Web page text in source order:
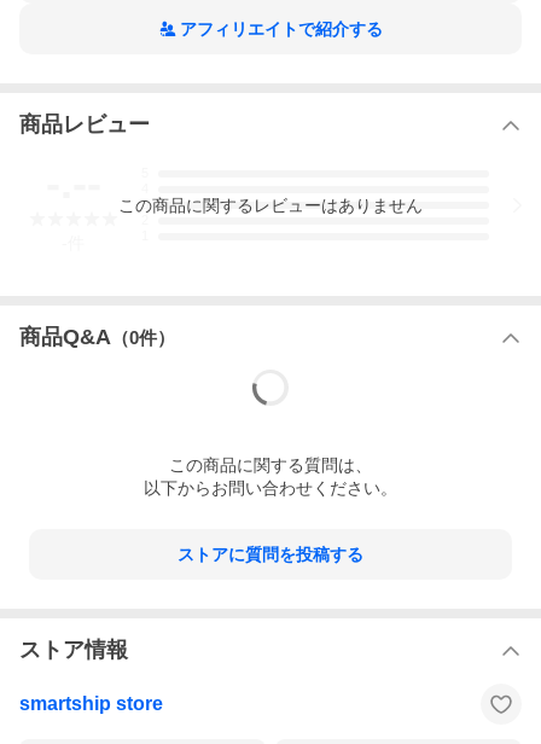
アフィリエイトで紹介する
商品レビュー
3
この商品に関するレビューはありません
商品Q&A （0件）
この商品に関する質問は、
以下からお問い合わせください。
ストアに質問を投稿する
ストア情報
smartship store